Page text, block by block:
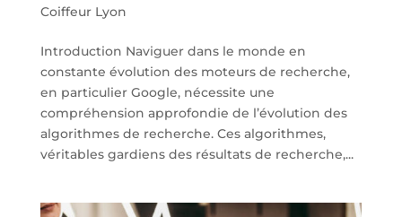
Coiffeur Lyon
Introduction Naviguer dans le monde en
constante évolution des moteurs de recherche,
en particulier Google, nécessite une
compréhension approfondie de l’évolution des
algorithmes de recherche. Ces algorithmes,
véritables gardiens des résultats de recherche,...